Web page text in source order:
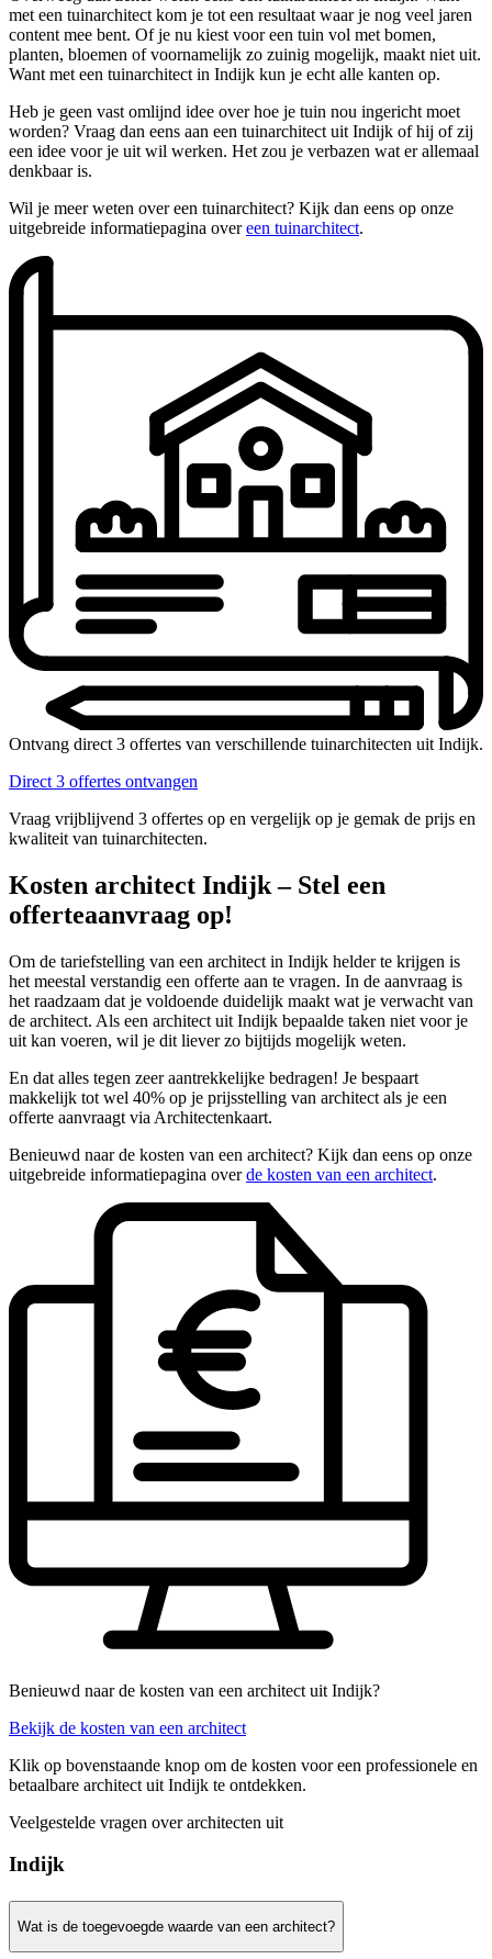
met een tuinarchitect kom je tot een resultaat waar je nog veel jaren
content mee bent. Of je nu kiest voor een tuin vol met bomen,
planten, bloemen of voornamelijk zo zuinig mogelijk, maakt niet uit.
Want met een tuinarchitect in Indijk kun je echt alle kanten op.
Heb je geen vast omlijnd idee over hoe je tuin nou ingericht moet
worden? Vraag dan eens aan een tuinarchitect uit Indijk of hij of zij
een idee voor je uit wil werken. Het zou je verbazen wat er allemaal
denkbaar is.
Wil je meer weten over een tuinarchitect? Kijk dan eens op onze
uitgebreide informatiepagina overeen tuinarchitect.
Ontvang direct 3 offertes van verschillende tuinarchitecten uit Indijk.
Direct 3 offertes ontvangen
Vraag vrijblijvend 3 offertes op en vergelijk op je gemak de prijs en
kwaliteit van tuinarchitecten.
Kosten architect Indijk – Stel een
offerteaanvraag op!
Om de tariefstelling van een architect in Indijk helder te krijgen is
het meestal verstandig een offerte aan te vragen. In de aanvraag is
het raadzaam dat je voldoende duidelijk maakt wat je verwacht van
de architect. Als een architect uit Indijk bepaalde taken niet voor je
uit kan voeren, wil je dit liever zo bijtijds mogelijk weten.
En dat alles tegen zeer aantrekkelijke bedragen! Je bespaart
makkelijk tot wel 40% op je prijsstelling van architect als je een
offerte aanvraagt via Architectenkaart.
Benieuwd naar de kosten van een architect? Kijk dan eens op onze
uitgebreide informatiepagina overde kosten van een architect.
Benieuwd naar de kosten van een architect uit Indijk?
Bekijk de kosten van een architect
Klik op bovenstaande knop om de kosten voor een professionele en
betaalbare architect uit Indijk te ontdekken.
Veelgestelde vragen over architecten uit
Indijk
Wat is de toegevoegde waarde van een architect?